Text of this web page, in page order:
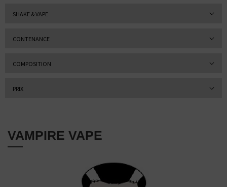
SHAKE & VAPE
CONTENANCE
COMPOSITION
PRIX
VAMPIRE VAPE